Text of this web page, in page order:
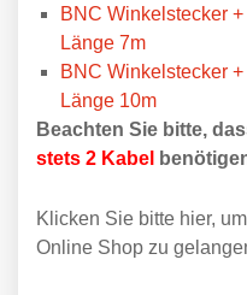
BNC Winkelstecker
Länge 7m
BNC Winkelstecker
Länge 10m
Beachten Sie bitte,
stets 2 Kabel
Klicken Sie bitte hier,
Online Shop zu